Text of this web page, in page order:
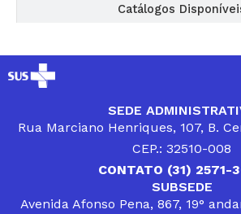
Catálogos
SEDE
Rua Marciano Henriques, 107, B.
CEP.: 32510-008
CONTATO (31) 2571-
SUBSEDE
Avenida Afonso Pena, 867, 19°